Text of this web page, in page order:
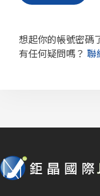
想起你的帳號密碼
有任何疑問嗎？ 聯